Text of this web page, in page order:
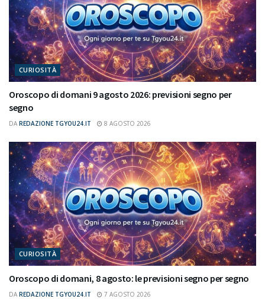
CURIOSITÀ
Oroscopo di domani 9 agosto 2026: previsioni segno per
segno
DA REDAZIONE TGYOU24.IT 8 AGOSTO 2026
CURIOSITÀ
Oroscopo di domani, 8 agosto: le previsioni segno per segno
DA REDAZIONE TGYOU24.IT 7 AGOSTO 2026